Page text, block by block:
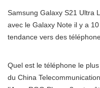
Samsung Galaxy S21 Ultra
avec le Galaxy Note il y a
tendance vers des
Quel est le téléphone le
du China